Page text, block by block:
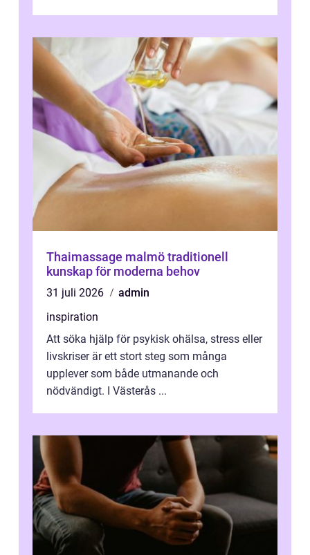
Thaimassage malmö traditionell
kunskap för moderna behov
31 juli 2026
admin
inspiration
Att söka hjälp för psykisk ohälsa, stress eller
livskriser är ett stort steg som många
upplever som både utmanande och
nödvändigt. I Västerås ...